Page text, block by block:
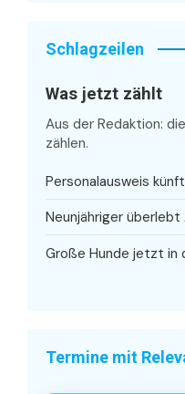
Schlagzeilen
Was jetzt zählt
Aus der Redaktion:
zählen.
Personalausweis
Neunjähriger
Große Hunde jetzt in
Termine mit